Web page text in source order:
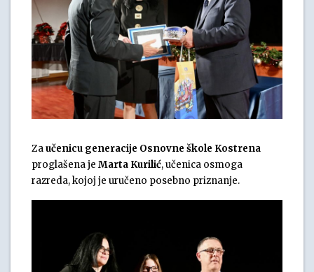
Zaučenicu generacije Osnovne škole Kostrena
proglašena je Marta Kurilić, učenica osmoga
razreda, kojoj je uručeno posebno priznanje.